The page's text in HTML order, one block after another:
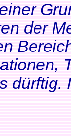
der
dürftig.